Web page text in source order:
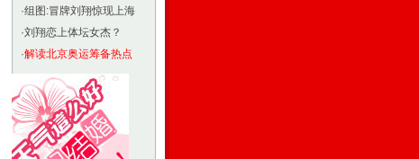
·组图:冒牌刘翔惊现上海
·刘翔恋上体坛女杰？
·解读北京奥运筹备热点